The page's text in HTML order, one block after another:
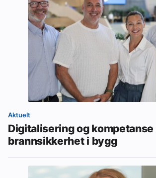
Aktuelt
Digitalisering og
brannsikkerhet i bygg